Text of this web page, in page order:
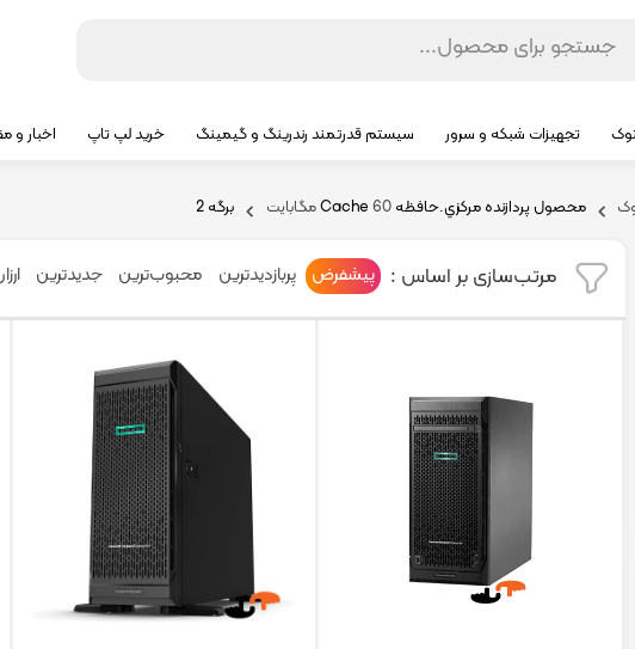
تجهیزات شبکه و سرور سیستم قدرتمند رندرینگ و گیمینگ خرید لپ تاپ اخبار و
محصول پردازنده مرکزي.حافظه Cache60 مگابایت برگه 2
مرتب‌سازی بر اساس : پیشفرض پربازدیدترین محبوب‌ترین جدیدترین